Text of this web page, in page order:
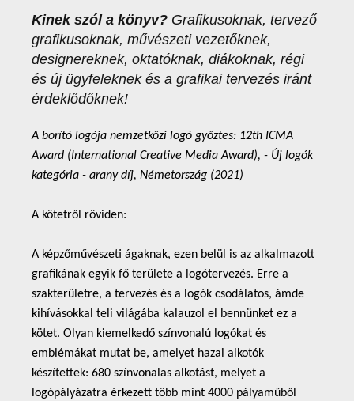
Kinek szól a könyv? Grafikusoknak, tervező
grafikusoknak, művészeti vezetőknek,
designereknek, oktatóknak, diákoknak, régi
és új ügyfeleknek és a grafikai tervezés iránt
érdeklődőknek!
A borító logója nemzetközi logó győztes: 12th ICMA
Award (International Creative Media Award), - Új logók
kategória - arany díj, Németország (2021)
A kötetről röviden:
A képzőművészeti ágaknak, ezen belül is az alkalmazott
grafikának egyik fő területe a logótervezés. Erre a
szakterületre, a tervezés és a logók csodálatos, ámde
kihívásokkal teli világába kalauzol el bennünket ez a
kötet. Olyan kiemelkedő színvonalú logókat és
emblémákat mutat be, amelyet hazai alkotók
készítettek: 680 színvonalas alkotást, melyet a
logópályázatra érkezett több mint 4000 pályaműből